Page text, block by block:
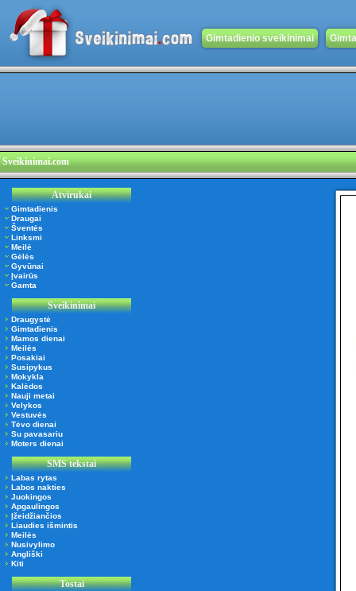
Gimtadienio sveikinimai
Sveikinimai.com
Atvirukai
Gimtadienis
Draugai
Šventės
Linksmi
Meilė
Gėlės
Gyvūnai
Įvairūs
Gamta
Sveikinimai
Draugystė
Gimtadienis
Mamos dienai
Meilės
Posakiai
Susipykus
Mokykla
Kalėdos
Nauji metai
Velykos
Vestuvės
Tėvo dienai
Su pavasariu
Moters dienai
SMS tekstai
Labas rytas
Labos nakties
Juokingos
Apgaulingos
Įžeidžiančios
Liaudies išmintis
Meilės
Nusivylimo
Angliški
Kiti
Tostai